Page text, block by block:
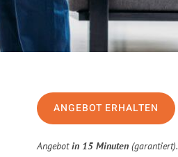
ANGEBOT ERHALTEN
Angebotin 15 Minuten (garantiert).